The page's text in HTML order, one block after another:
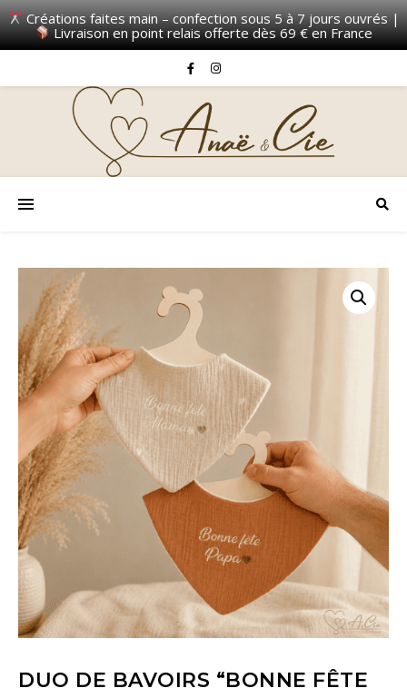
Créations faites main – confection sous 5 à 7 jours ouvrés |
Livraison en point relais offerte dès 69 € en France
DUO DE BAVOIRS “BONNE FÊTE